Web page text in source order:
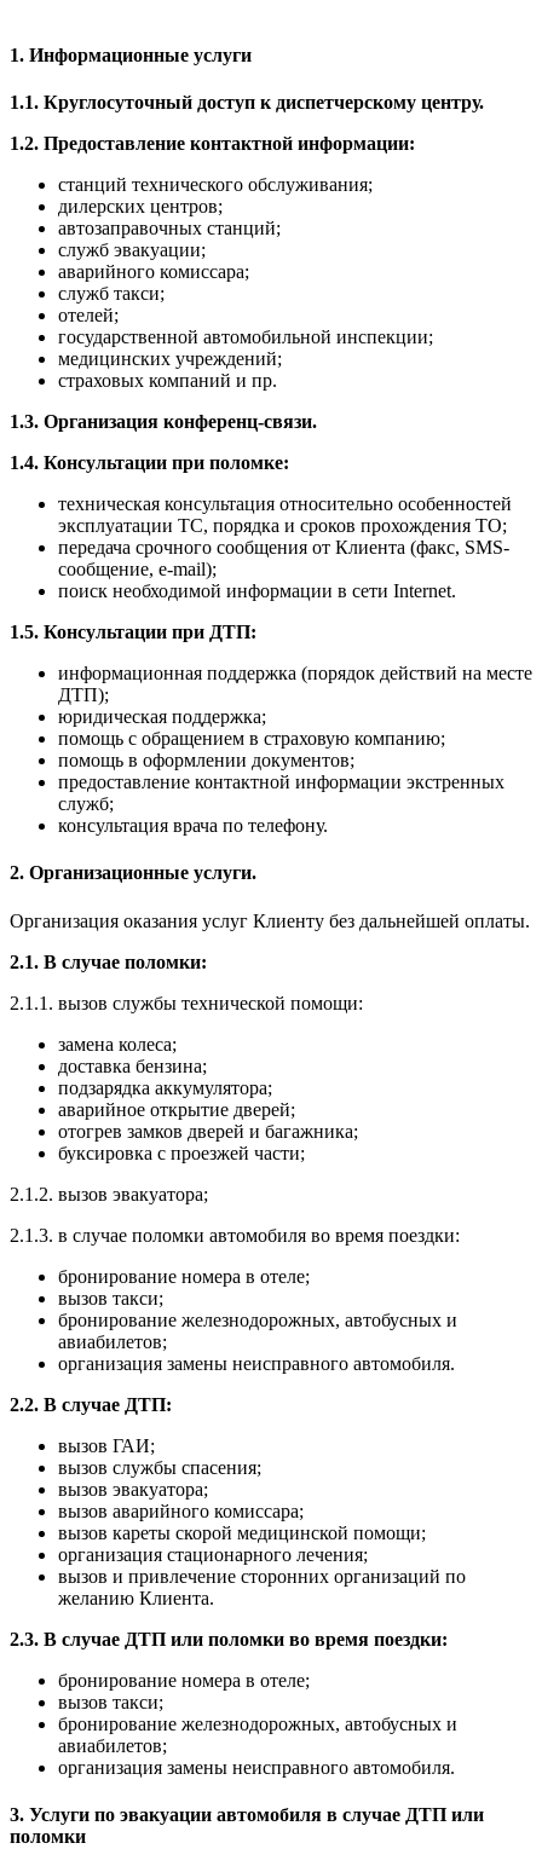
1. Информационные услуги
1.1. Круглосуточный доступ к диспетчерскому центру.
1.2. Предоставление контактной информации:
станций технического обслуживания;
дилерских центров;
автозаправочных станций;
служб эвакуации;
аварийного комиссара;
служб такси;
отелей;
государственной автомобильной инспекции;
медицинских учреждений;
страховых компаний и пр.
1.3. Организация конференц-связи.
1.4. Консультации при поломке:
техническая консультация относительно особенностей
эксплуатации ТС, порядка и сроков прохождения ТО;
передача срочного сообщения от Клиента (факс, SMS-
сообщение, e-mail);
поиск необходимой информации в сети Internet.
1.5. Консультации при ДТП:
информационная поддержка (порядок действий на месте
ДТП);
юридическая поддержка;
помощь с обращением в страховую компанию;
помощь в оформлении документов;
предоставление контактной информации экстренных
служб;
консультация врача по телефону.
2. Организационные услуги.
Организация оказания услуг Клиенту без дальнейшей оплаты.
2.1. В случае поломки:
2.1.1. вызов службы технической помощи:
замена колеса;
доставка бензина;
подзарядка аккумулятора;
аварийное открытие дверей;
отогрев замков дверей и багажника;
буксировка с проезжей части;
2.1.2. вызов эвакуатора;
2.1.3. в случае поломки автомобиля во время поездки:
бронирование номера в отеле;
вызов такси;
бронирование железнодорожных, автобусных и
авиабилетов;
организация замены неисправного автомобиля.
2.2. В случае ДТП:
вызов ГАИ;
вызов службы спасения;
вызов эвакуатора;
вызов аварийного комиссара;
вызов кареты скорой медицинской помощи;
организация стационарного лечения;
вызов и привлечение сторонних организаций по
желанию Клиента.
2.3. В случае ДТП или поломки во время поездки:
бронирование номера в отеле;
вызов такси;
бронирование железнодорожных, автобусных и
авиабилетов;
организация замены неисправного автомобиля.
3. Услуги по эвакуации автомобиля в случае ДТП или
поломки